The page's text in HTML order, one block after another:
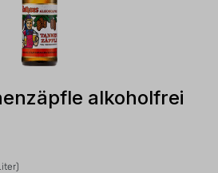
alkoholfrei